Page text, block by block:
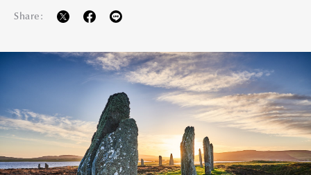
Official Columnist
Pen Meet
Pen international Pen tw
Share: